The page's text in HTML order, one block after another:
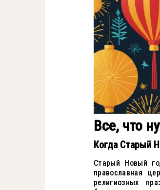
Все, что
Когда Старый
Старый Новый
православная
религиозных